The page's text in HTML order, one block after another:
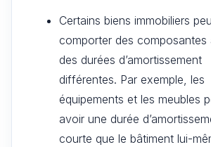
Certains biens immobiliers
comporter des composantes
des durées d’amortissement
différentes. Par exemple, les
équipements et les meubles
avoir une durée
courte que le bâtiment lui-